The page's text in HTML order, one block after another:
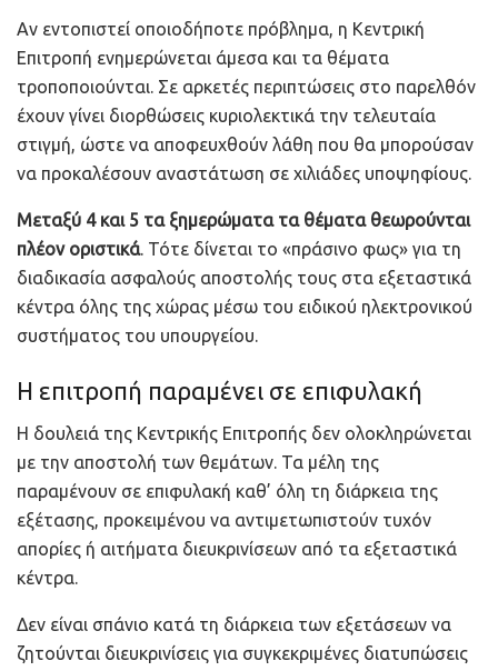
Αν εντοπιστεί οποιοδήποτε πρόβλημα, η Κεντρική
Επιτροπή ενημερώνεται άμεσα και τα θέματα
τροποποιούνται. Σε αρκετές περιπτώσεις στο παρελθόν
έχουν γίνει διορθώσεις κυριολεκτικά την τελευταία
στιγμή, ώστε να αποφευχθούν λάθη που θα μπορούσαν
να προκαλέσουν αναστάτωση σε χιλιάδες υποψηφίους.
Μεταξύ 4 και 5 τα ξημερώματα τα θέματα θεωρούνται
πλέον οριστικά. Τότε δίνεται το «πράσινο φως» για τη
διαδικασία ασφαλούς αποστολής τους στα εξεταστικά
κέντρα όλης της χώρας μέσω του ειδικού ηλεκτρονικού
συστήματος του υπουργείου.
Η επιτροπή παραμένει σε επιφυλακή
Η δουλειά της Κεντρικής Επιτροπής δεν ολοκληρώνεται
με την αποστολή των θεμάτων. Τα μέλη της
παραμένουν σε επιφυλακή καθ’ όλη τη διάρκεια της
εξέτασης, προκειμένου να αντιμετωπιστούν τυχόν
απορίες ή αιτήματα διευκρινίσεων από τα εξεταστικά
κέντρα.
Δεν είναι σπάνιο κατά τη διάρκεια των εξετάσεων να
ζητούνται διευκρινίσεις για συγκεκριμένες διατυπώσεις